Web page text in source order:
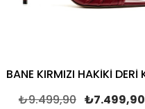
₺7.499,90
₺9.499,90